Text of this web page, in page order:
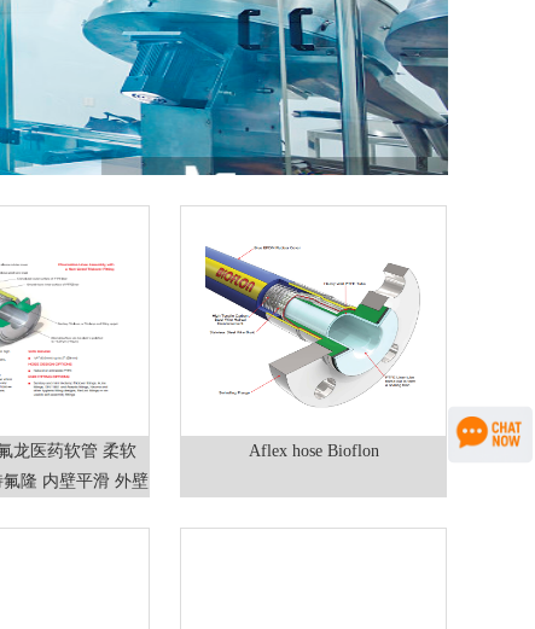
龙医药软管 柔软
隆 内壁平滑 外壁
Aflex hose Bioflon